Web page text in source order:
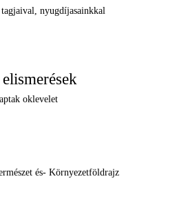
nyugdíjasainkkal
oklevelet
és- Környezetföldrajz